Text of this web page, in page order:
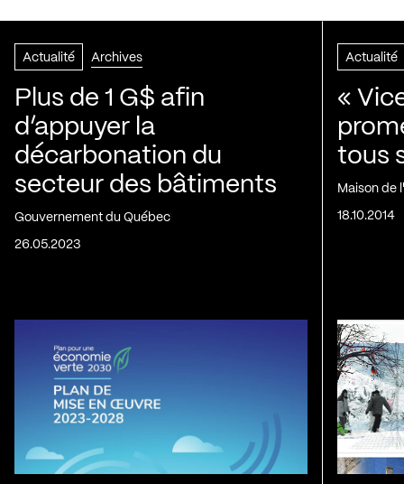
Actualité Archives
Plus de 1 G$ afin
d’appuyer la
décarbonation du
secteur des bâtiments
Gouvernement du Québec
26.05.2023
Actualité
«
tous
Maison de
18.10.2014